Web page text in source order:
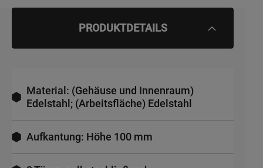
PRODUKTDETAILS
Material: (Gehäuse und Innenraum)
Edelstahl; (Arbeitsfläche) Edelstahl
Aufkantung: Höhe 100 mm